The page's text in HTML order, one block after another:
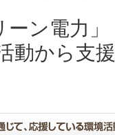
ーン電力
動から支